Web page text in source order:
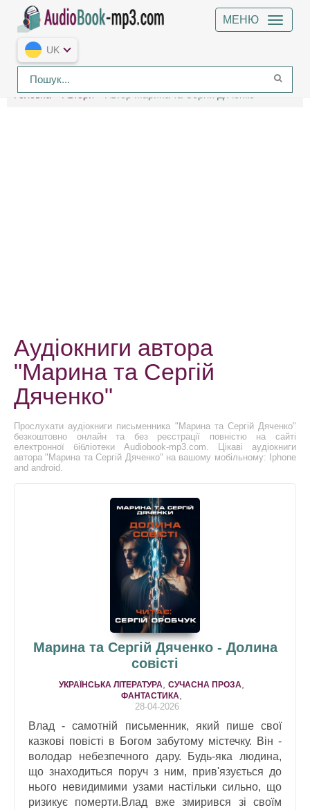
МЕНЮ
UK
Головна Автори Автор Марина та Сергій Дяченко
Аудіокниги автора
"Марина та Сергій
Дяченко"
Прослухати аудіокниги письменника "Марина та Сергій Дяченко"
безкоштовно онлайн та без реєстрації повністю на сайті
електронної бібліотеки Audiobook-mp3.com. Цікаві аудіокниги
автора "Марина та Сергій Дяченко" на вашому мобільному: Iphone
and android.
Марина та Сергій Дяченко - Долина
совісті
УКРАЇНСЬКА ЛІТЕРАТУРА СУЧАСНА ПРОЗА
ФАНТАСТИКА
28-04-2026
Влад - самотній письменник, який пише свої
казкові повісті в Богом забутому містечку. Він -
володар небезпечного дару. Будь-яка людина,
що знаходиться поруч з ним, прив'язується до
нього невидимими узами настільки сильно, що
ризикує померти.Влад вже змирився зі своїм